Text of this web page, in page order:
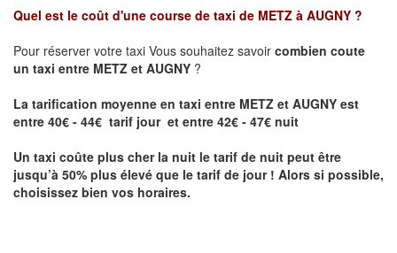
Quel est le coût d'une course de taxi de METZ à AUGNY ?
Pour réserver votre taxi Vous souhaitez savoir combien coute
un taxi entre METZ et AUGNY ?
La tarification moyenne en taxi entre METZ et AUGNY est
entre 40€ - 44€ tarif jour et entre 42€ - 47€ nuit
Un taxi coûte plus cher la nuit le tarif de nuit peut être
jusqu’à 50% plus élevé que le tarif de jour ! Alors si possible,
choisissez bien vos horaires.